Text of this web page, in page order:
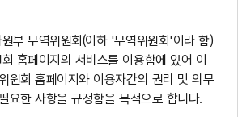
부 무역위원회(이하 '무역위원회'이라 함)
홈페이지의 서비스를 이용함에 있어 이
원회 홈페이지와 이용자간의 권리 및 의무
요한 사항을 규정함을 목적으로 합니다.